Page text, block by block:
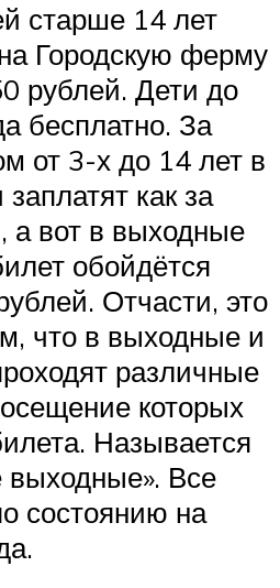
старше 14 лет
Городскую ферму
рублей. Дети до
бесплатно. За
от 3-х до 14 лет в
как за
а вот в выходные
обойдётся
Отчасти, это
что в выходные и
различные
которых
Называется
выходные». Все
состоянию на